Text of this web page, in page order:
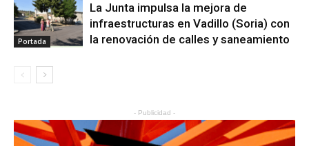
Portada
La Junta impulsa la mejora de
infraestructuras en Vadillo (Soria) con
la renovación de calles y saneamiento
- Publicidad -